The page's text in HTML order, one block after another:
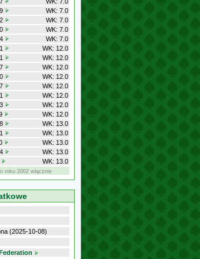
WK: 7.0
WK: 7.0
WK: 7.0
WK: 7.0
WK: 12.0
WK: 12.0
WK: 12.0
WK: 12.0
WK: 12.0
WK: 12.0
WK: 12.0
WK: 12.0
WK: 13.0
WK: 13.0
WK: 13.0
WK: 13.0
WK: 13.0
roku 2002 włącznie
(2025-10-08)